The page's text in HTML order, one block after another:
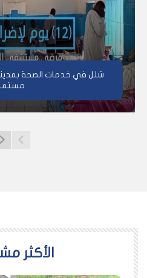
شلل في خدمات الصحة بمدينة
اﻷكثر